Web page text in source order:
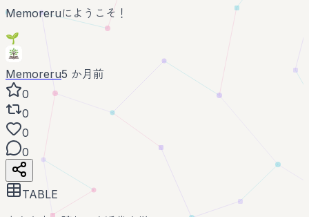
Memoreruにようこそ！
🌱
Memoreru5 か月前
0
0
0
0
TABLE